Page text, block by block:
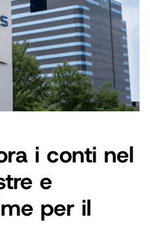
i conti nel
e
per il